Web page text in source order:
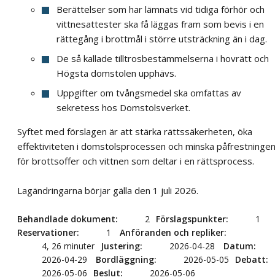
Berättelser som har lämnats vid tidiga förhör och
vittnesattester ska få läggas fram som bevis i en
rättegång i brottmål i större utsträckning än i dag.
De så kallade tilltrosbestämmelserna i hovrätt och
Högsta domstolen upphävs.
Uppgifter om tvångsmedel ska omfattas av
sekretess hos Domstolsverket.
Syftet med förslagen är att stärka rättssäkerheten, öka
effektiviteten i domstolsprocessen och minska påfrestningen
för brottsoffer och vittnen som deltar i en rättsprocess.
Lagändringarna börjar gälla den 1 juli 2026.
Behandlade dokument 2 Förslagspunkter
1
Reservationer
1
Anföranden och repliker
4, 26 minuter
Justering 2026-04-28
Datum
2026-04-29
Bordläggning 2026-05-05
Debatt
2026-05-06
Beslut 2026-05-06